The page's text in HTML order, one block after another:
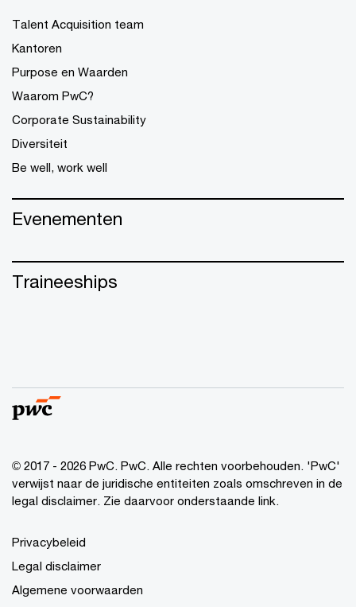
Talent Acquisition team
Kantoren
Purpose en Waarden
Waarom PwC?
Corporate Sustainability
Diversiteit
Be well, work well
Evenementen
Traineeships
© 2017 - 2026 PwC. PwC. Alle rechten voorbehouden. 'PwC'
verwijst naar de juridische entiteiten zoals omschreven in de
legal disclaimer. Zie daarvoor onderstaande link.
Privacybeleid
Legal disclaimer
Algemene voorwaarden